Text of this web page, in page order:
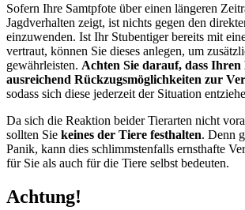
Sofern Ihre Samtpfote über einen längeren
Jagdverhalten zeigt, ist nichts gegen den
einzuwenden. Ist Ihr Stubentiger bereits mit
vertraut, können Sie dieses anlegen, um
gewährleisten. Achten Sie darauf, dass Ihren
ausreichend Rückzugsmöglichkeiten zur
sodass sich diese jederzeit der Situation
Da sich die Reaktion beider Tierarten nicht
sollten Sie keines der Tiere festhalten. Denn
Panik, kann dies schlimmstenfalls ernsthafte
für Sie als auch für die Tiere selbst bedeuten.
Achtung!